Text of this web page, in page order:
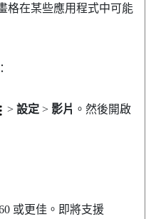
格在某些應用程式中可能
> 設定 > 影片 。然後開啟
或更佳。即將支援